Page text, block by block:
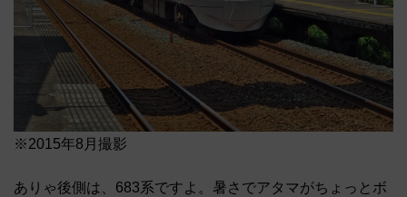
※2015年8月撮影
ありゃ後側は、683系ですよ。暑さでアタマがちょっとボ